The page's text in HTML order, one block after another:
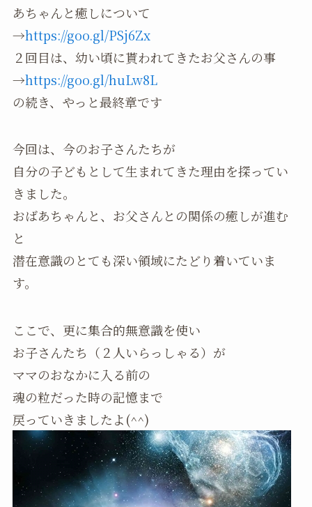
あちゃんと癒しについて
→https://goo.gl/PSj6Zx
２回目は、幼い頃に貰われてきたお父さんの事
→https://goo.gl/huLw8L
の続き、やっと最終章です
今回は、今のお子さんたちが
自分の子どもとして生まれてきた理由を探ってい
きました。
おばあちゃんと、お父さんとの関係の癒しが進む
と
潜在意識のとても深い領域にたどり着いていま
す。
ここで、更に集合的無意識を使い
お子さんたち（２人いらっしゃる）が
ママのおなかに入る前の
魂の粒だった時の記憶まで
戻っていきましたよ(^^)